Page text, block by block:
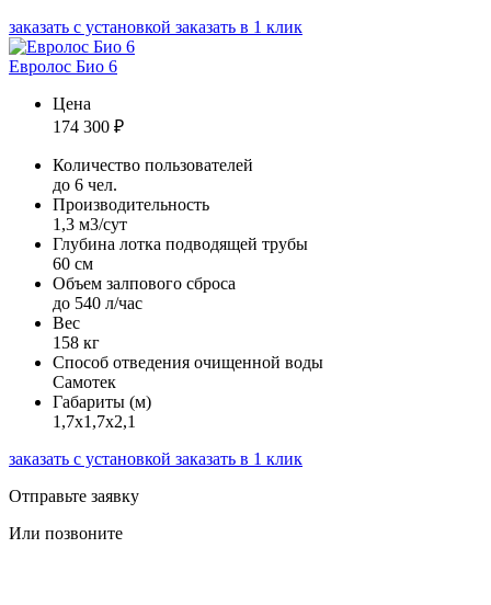
заказать с установкой заказать в 1 клик
Евролос Био 6
Цена
174 300 ₽
Количество пользователей
до 6 чел.
Производительность
1,3 м3/сут
Глубина лотка подводящей трубы
60 см
Объем залпового сброса
до 540 л/час
Вес
158 кг
Способ отведения очищенной воды
Самотек
Габариты (м)
1,7х1,7х2,1
заказать с установкой заказать в 1 клик
Отправьте заявку
Или позвоните